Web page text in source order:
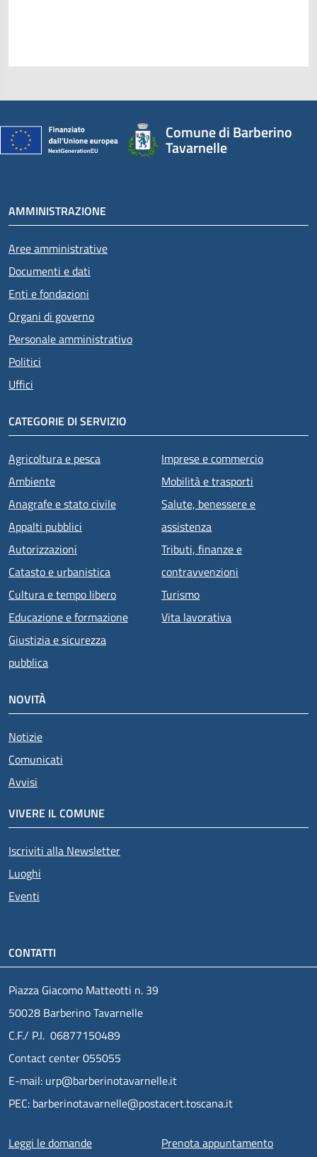
Comune di Barberino
Tavarnelle
AMMINISTRAZIONE
Aree amministrative
Documenti e dati
Enti e fondazioni
Organi di governo
Personale amministrativo
Politici
Uffici
CATEGORIE DI SERVIZIO
Agricoltura e pesca
Ambiente
Anagrafe e stato civile
Appalti pubblici
Autorizzazioni
Catasto e urbanistica
Cultura e tempo libero
Educazione e formazione
Giustizia e sicurezza
pubblica
Imprese e commercio
Mobilità e trasporti
Salute, benessere e
assistenza
Tributi, finanze e
contravvenzioni
Turismo
Vita lavorativa
NOVITÀ
Notizie
Comunicati
Avvisi
VIVERE IL COMUNE
Iscriviti alla Newsletter
Luoghi
Eventi
CONTATTI
Piazza Giacomo Matteotti n. 39
50028 Barberino Tavarnelle
C.F./ P.I. 06877150489
Contact center 055055
E-mail: urp@barberinotavarnelle.it
PEC: barberinotavarnelle@postacert.toscana.it
Menu piè di pagina
Leggi le domande Prenota appuntamento